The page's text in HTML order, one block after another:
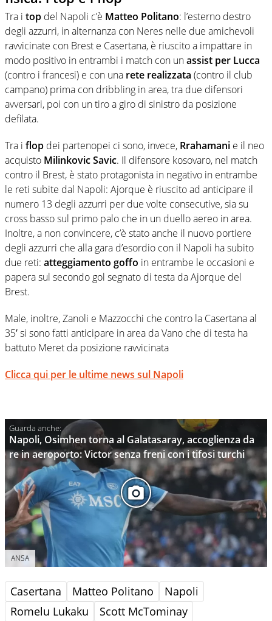
Tra i top del Napoli c’è Matteo Politano: l’esterno destro
degli azzurri, in alternanza con Neres nelle due amichevoli
ravvicinate con Brest e Casertana, è riuscito a impattare in
modo positivo in entrambi i match con unassist per Lucca
(contro i francesi) e con una rete realizzata (contro il club
campano) prima con dribbling in area, tra due difensori
avversari, poi con un tiro a giro di sinistro da posizione
defilata.
Tra i flop dei partenopei ci sono, invece, Rrahamani e il neo
acquisto Milinkovic Savic. Il difensore kosovaro, nel match
contro il Brest, è stato protagonista in negativo in entrambe
le reti subite dal Napoli: Ajorque è riuscito ad anticipare il
numero 13 degli azzurri per due volte consecutive, sia su
cross basso sul primo palo che in un duello aereo in area.
Inoltre, a non convincere, c’è stato anche il nuovo portiere
degli azzurri che alla gara d’esordio con il Napoli ha subito
due reti: atteggiamento goffo in entrambe le occasioni e
papera sul secondo gol segnato di testa da Ajorque del
Brest.
Male, inoltre, Zanoli e Mazzocchi che contro la Casertana al
35′ si sono fatti anticipare in area da Vano che di testa ha
battuto Meret da posizione ravvicinata
Clicca qui per le ultime news sul Napoli
Napoli, Osimhen torna al Galatasaray, accoglienza da
re in aeroporto: Victor senza freni con i tifosi turchi
ANSA
Casertana Matteo Politano
Napoli
Romelu Lukaku
Scott McTominay